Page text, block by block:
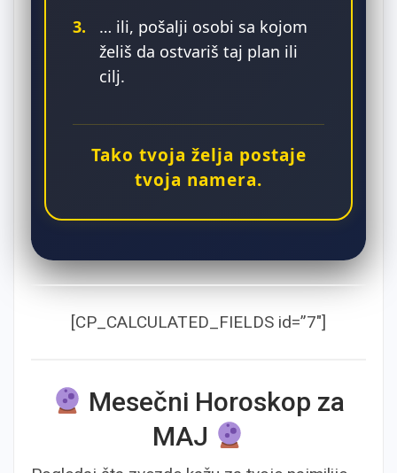
3.
… ili, pošalji osobi sa kojom
želiš da ostvariš taj plan ili
cilj.
Tako tvoja želja postaje
tvoja namera.
[CP_CALCULATED_FIELDS id=”7″]
Mesečni Horoskop za
MAJ